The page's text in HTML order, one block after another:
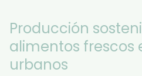
Producción
alimentos frescos
urbanos